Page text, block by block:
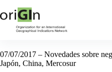
07/07/2017 – Novedades sobre
Japón, China, Mercosur